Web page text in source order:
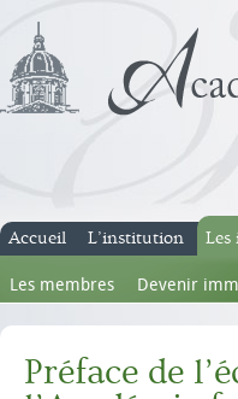
Accueil L’institution Les
Les membres Devenir
Préface de